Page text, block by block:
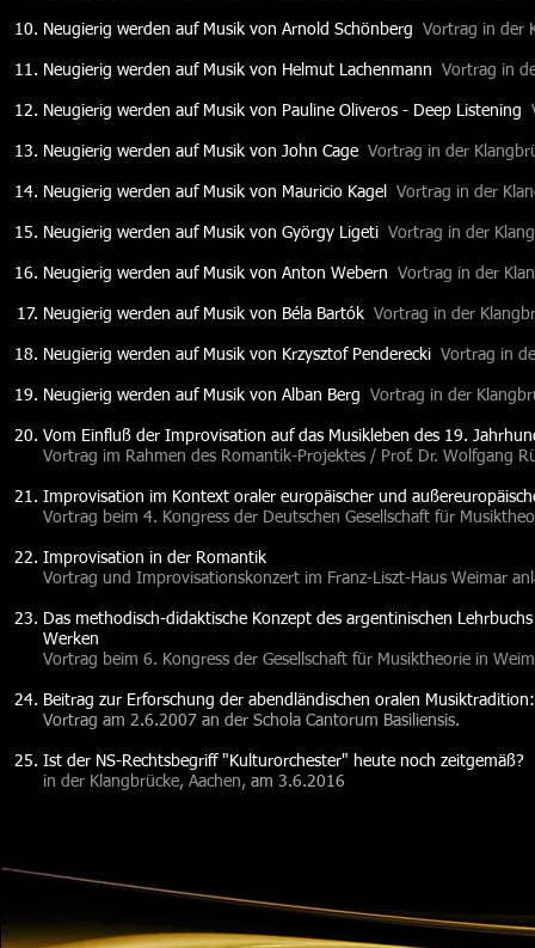
Neugierig werden auf Musik von Arnold Schönberg Vortrag in der
Neugierig werden auf Musik von Helmut Lachenmann Vortrag in
Neugierig werden auf Musik von Pauline Oliveros - Deep Listening
Neugierig werden auf Musik von John Cage Vortrag in der
Neugierig werden auf Musik von Mauricio Kagel Vortrag in der
Neugierig werden auf Musik von György Ligeti Vortrag in der
Neugierig werden auf Musik von Anton Webern Vortrag in der
Neugierig werden auf Musik von Béla Bartók Vortrag in der
Neugierig werden auf Musik von Krzysztof Penderecki Vortrag in
Neugierig werden auf Musik von Alban Berg Vortrag in der
Vom Einfluß der Improvisation auf das Musikleben des 19.
Vortrag im Rahmen des Romantik-Projektes / Prof. Dr.
Improvisation im Kontext oraler europäischer und
Vortrag beim 4. Kongress der Deutschen Gesellschaft für
Improvisation in der Romantik
Vortrag und Improvisationskonzert im Franz-Liszt-Haus Weimar
Das methodisch-didaktische Konzept des argentinischen
Werken
Vortrag beim 6. Kongress der Gesellschaft für Musiktheorie in
Beitrag zur Erforschung der abendländischen oralen
Vortrag am 2.6.2007 an der Schola Cantorum Basiliensis.
Ist der NS-Rechtsbegriff
in der Klangbrücke, Aachen, am 3.6.2016